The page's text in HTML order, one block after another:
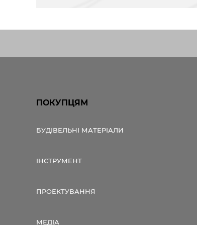
ПОКУПЦЯМ
БУДІВЕЛЬНІ МАТЕРІАЛИ
ІНСТРУМЕНТ
ПРОЕКТУВАННЯ
МЕДІА